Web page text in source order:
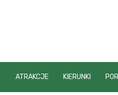
ATRAKCJE KIERUNKI